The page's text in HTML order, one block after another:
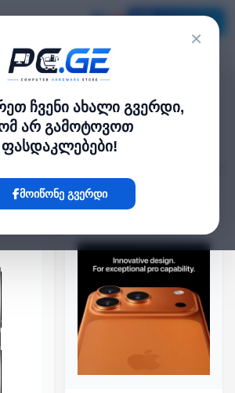
×
ჩვენი ახალი გვერდი,
არ გამოტოვოთ
ფასდაკლებები!
მოიწონე გვერდი
— ფასები საქართველოში
ფასები
(22)
17 Pro და 17 Pro Max, ულტრათხელი 17
მეხსიერებisა და ფერის მიხედვით.